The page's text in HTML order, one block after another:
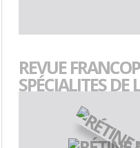
REVUE
SPÉCIALITES DE